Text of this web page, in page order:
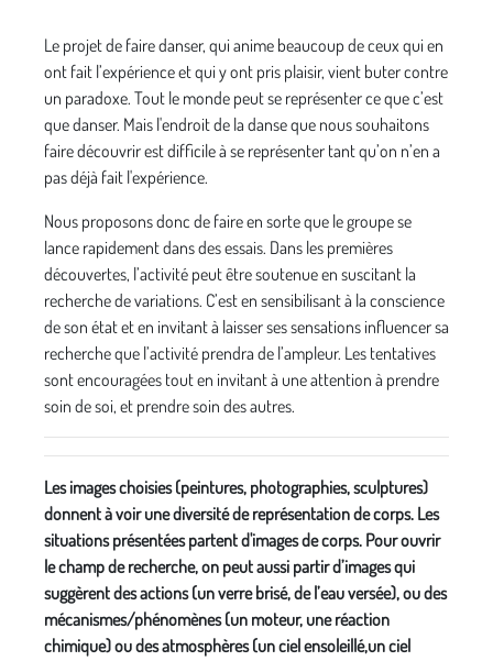
Le projet de faire danser, qui anime beaucoup de ceux qui en
ont fait l’expérience et qui y ont pris plaisir, vient buter contre
un paradoxe. Tout le monde peut se représenter ce que c’est
que danser. Mais l'endroit de la danse que nous souhaitons
faire découvrir est difficile à se représenter tant qu’on n’en a
pas déjà fait l'expérience.
Nous proposons donc de faire en sorte que le groupe se
lance rapidement dans des essais. Dans les premières
découvertes, l’activité peut être soutenue en suscitant la
recherche de variations. C’est en sensibilisant à la conscience
de son état et en invitant à laisser ses sensations influencer sa
recherche que l’activité prendra de l’ampleur. Les tentatives
sont encouragées tout en invitant à une attention à prendre
soin de soi, et prendre soin des autres.
Les images choisies (peintures, photographies, sculptures)
donnent à voir une diversité de représentation de corps. Les
situations présentées partent d'images de corps. Pour ouvrir
le champ de recherche, on peut aussi partir d’images qui
suggèrent des actions (un verre brisé, de l’eau versée), ou des
mécanismes/phénomènes (un moteur, une réaction
chimique) ou des atmosphères (un ciel ensoleillé,un ciel